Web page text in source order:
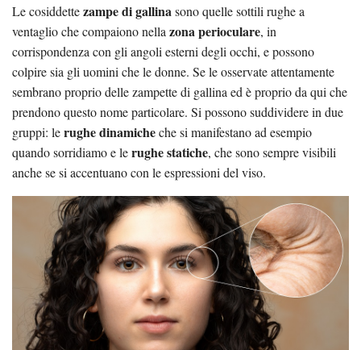
Le cosiddettezampe di gallinasono quelle sottili rughe a
ventaglio che compaiono nella zona perioculare, in
corrispondenza con gli angoli esterni degli occhi, e possono
colpire sia gli uomini che le donne. Se le osservate attentamente
sembrano proprio delle zampette di gallina ed è proprio da qui che
prendono questo nome particolare. Si possono suddividere in due
gruppi: lerughe dinamicheche si manifestano ad esempio
quando sorridiamo e lerughe statiche, che sono sempre visibili
anche se si accentuano con le espressioni del viso.